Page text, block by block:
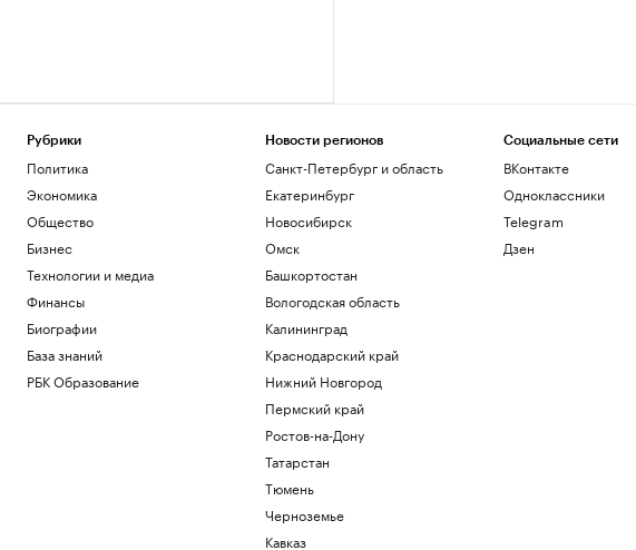
Рубрики
Политика
Экономика
Общество
Бизнес
Технологии и медиа
Финансы
Биографии
База знаний
РБК Образование
Новости регионов
Санкт-Петербург и область
Екатеринбург
Новосибирск
Омск
Башкортостан
Вологодская область
Калининград
Краснодарский край
Нижний Новгород
Пермский край
Ростов-на-Дону
Татарстан
Тюмень
Черноземье
Кавказ
Социальные сети
ВКонтакте
Одноклассники
Telegram
Дзен